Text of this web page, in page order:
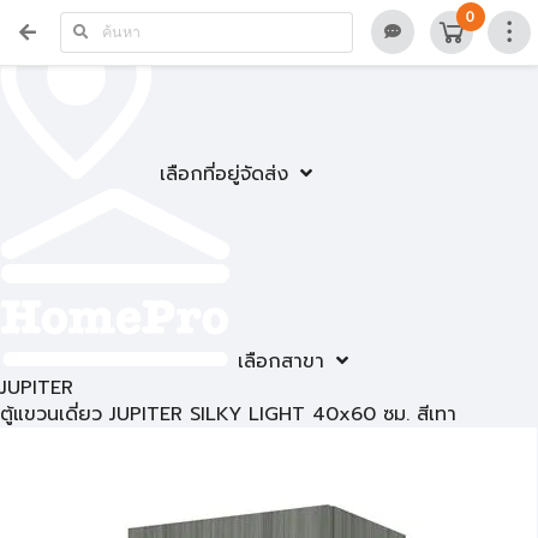
เลือกที่อยู่จัดส่ง
เลือกสาขา
0
JUPITER
ตู้แขวนเดี่ยว JUPITER SILKY LIGHT 40x60 ซม. สีเทา